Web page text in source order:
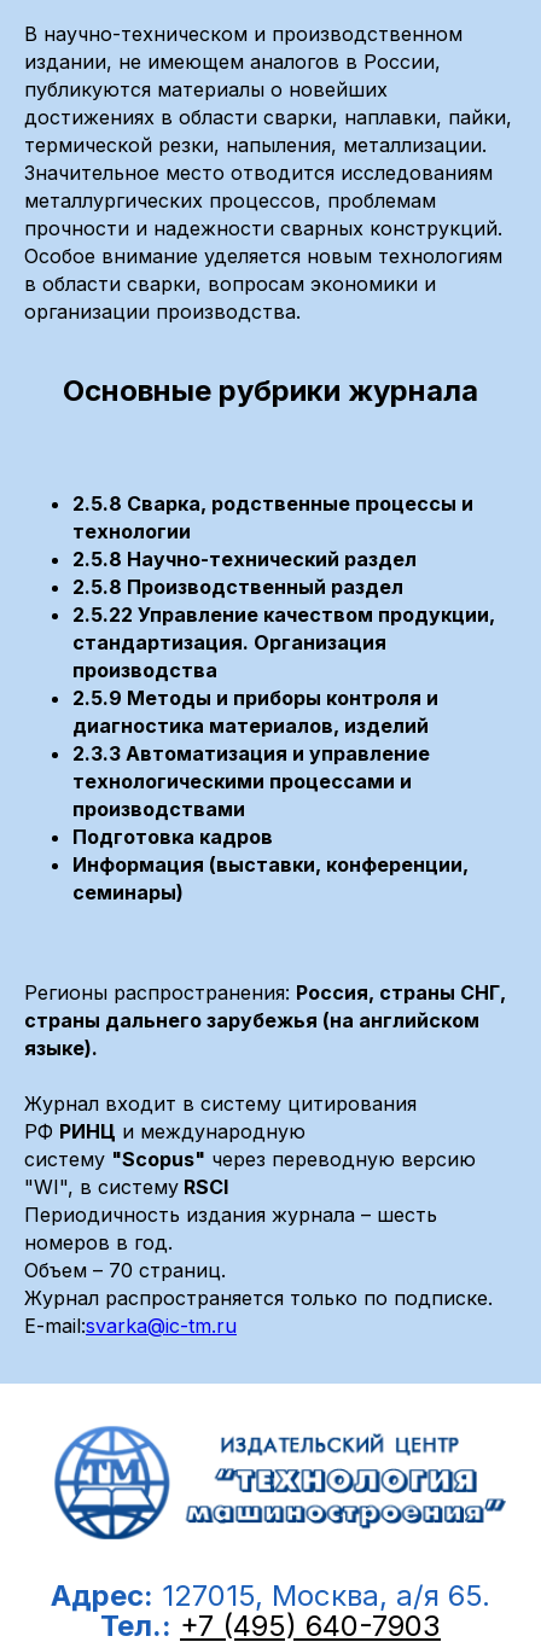
В научно-техническом и производственном
издании, не имеющем аналогов в России,
публикуются материалы о новейших
достижениях в области сварки, наплавки, пайки,
термической резки, напыления, металлизации.
Значительное место отводится исследованиям
металлургических процессов, проблемам
прочности и надежности сварных конструкций.
Особое внимание уделяется новым технологиям
в области сварки, вопросам экономики и
организации производства.
Основные рубрики журнала
2.5.8 Сварка, родственные процессы и
технологии
2.5.8 Научно-технический раздел
2.5.8 Производственный раздел
2.5.22 Управление качеством продукции,
стандартизация. Организация
производства
2.5.9 Методы и приборы контроля и
диагностика материалов, изделий
2.3.3 Автоматизация и управление
технологическими процессами и
производствами
Подготовка кадров
Информация (выставки, конференции,
семинары)
Регионы распространения: Россия, страны СНГ,
страны дальнего зарубежья (на английском
языке).
Журнал входит в систему цитирования
РФ РИНЦ и международную
систему "Scopus" через переводную версию
"WI", в систему RSCI
Периодичность издания журнала – шесть
номеров в год.
Объем – 70 страниц.
Журнал распространяется только по подписке.
E-mail:svarka@ic-tm.ru
Адрес: 127015, Москва, а/я 65.
Тел.: +7 (495) 640-7903